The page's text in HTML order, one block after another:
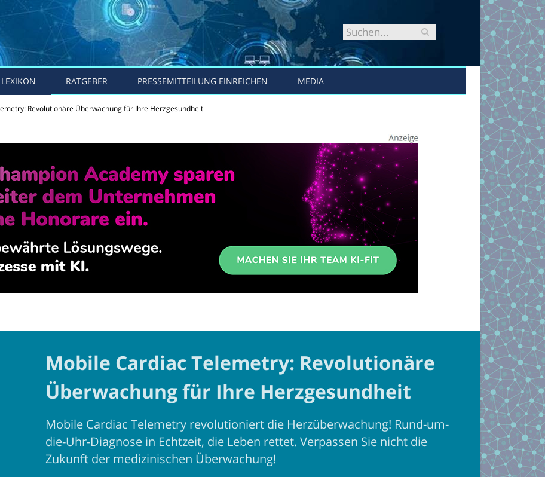
LEXIKON RATGEBER PRESSEMITTEILUNG EINREICHEN MEDIA
Revolutionäre Überwachung für Ihre Herzgesundheit
Mobile Cardiac Telemetry: Revolutionäre
Überwachung für Ihre Herzgesundheit
Mobile Cardiac Telemetry revolutioniert die Herzüberwachung! Rund-um-
die-Uhr-Diagnose in Echtzeit, die Leben rettet. Verpassen Sie nicht die
Zukunft der medizinischen Überwachung!